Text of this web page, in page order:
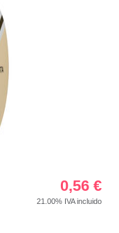
0,56 €
21.00% IVA incluido